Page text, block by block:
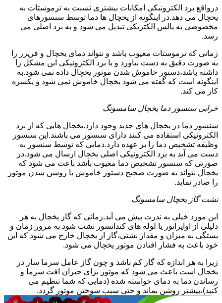
درواقع برد الکترونیکی امکانات بیشتری نسبت به ترموستات به
یخچال می دهد.در اینگونه از یخچال ها دما توسط سنسورهای
مخصوصی به پالس الکتریکی تبدیل می شود و به برد اصلی می
رسد.
زمانی که ترموستات معیوب باشد و نتواند دمای یخچال و فریزر را
به صورت دقیق به دست بیاورد و یا برد الکترونیکی این مشکل را
داشته باشد،دستور خاموش شدن موتور یخچال داده نمی شود.به
اینگونه است که گفته می شود یخچال خاموش نمی شود و یکسره
کار می کند.
خرابی سنسور دما یخچال سامسونگ
سنسور دما در یخچال های جدید وجود دارد.یخچال هایی که از برد
الکترونیکی استفاده می کنند دارای سنسور می باشند.این سنسور
وظیفه تشخیص دما را بر عهده دارد.دمایی که توسط سنسور به
دست می آید به برد الکترونیکی اصلی یخچال ارسال می شود.در
صورتی که سنسور تشخیص دما معیوب باشد باعث می شود که
یخچال نتواند به صورت صحیح دستور خاموش یا روشن شدن موتور
را صادر نماید.
نشت گاز یخچال سامسونگ
این مورد خیلی به ندرت پیش می آید.زمانی که گاز یخچال به هر
دلیلی از اواپراتور یا لوله های کندانسور نشت شود به مرور زمان و
بستگی به میزان و مقدار نشتی،گاز از یخچال خارج می شود که این
خود باعث به فشار افتادن موتور یخچال می شود.
زیرا به هر اندازه که گاز کم باشد و چون گاز عامل سرما ساز در
یخچال است باعث می شود که موتور برای جبران افت سرما و
رساندن دما به دمای خواسته شده (دمایی که شما تنظیم می
کنید)،بیشتر روشن بماند و حتی سبب سوختن موتور گردد.